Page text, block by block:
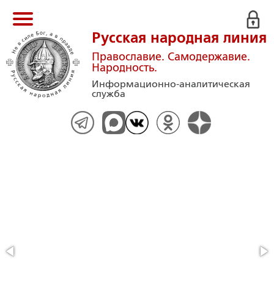
Русская народная линия
Православие. Самодержавие.
Народность.
Информационно-аналитическая
служба